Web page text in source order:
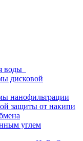
воды
дисковой
нанофильтрации
защиты от накипи
углем